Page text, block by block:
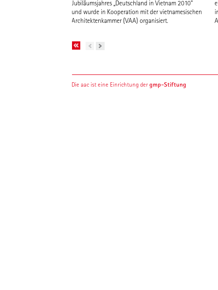
Jubiläumsjahres „Deutschland in Vietnam 2010"
und wurde in Kooperation mit der vietnamesischen
Architektenkammer (VAA) organisiert.
Die aac ist eine Einrichtung dergmp-Stiftung